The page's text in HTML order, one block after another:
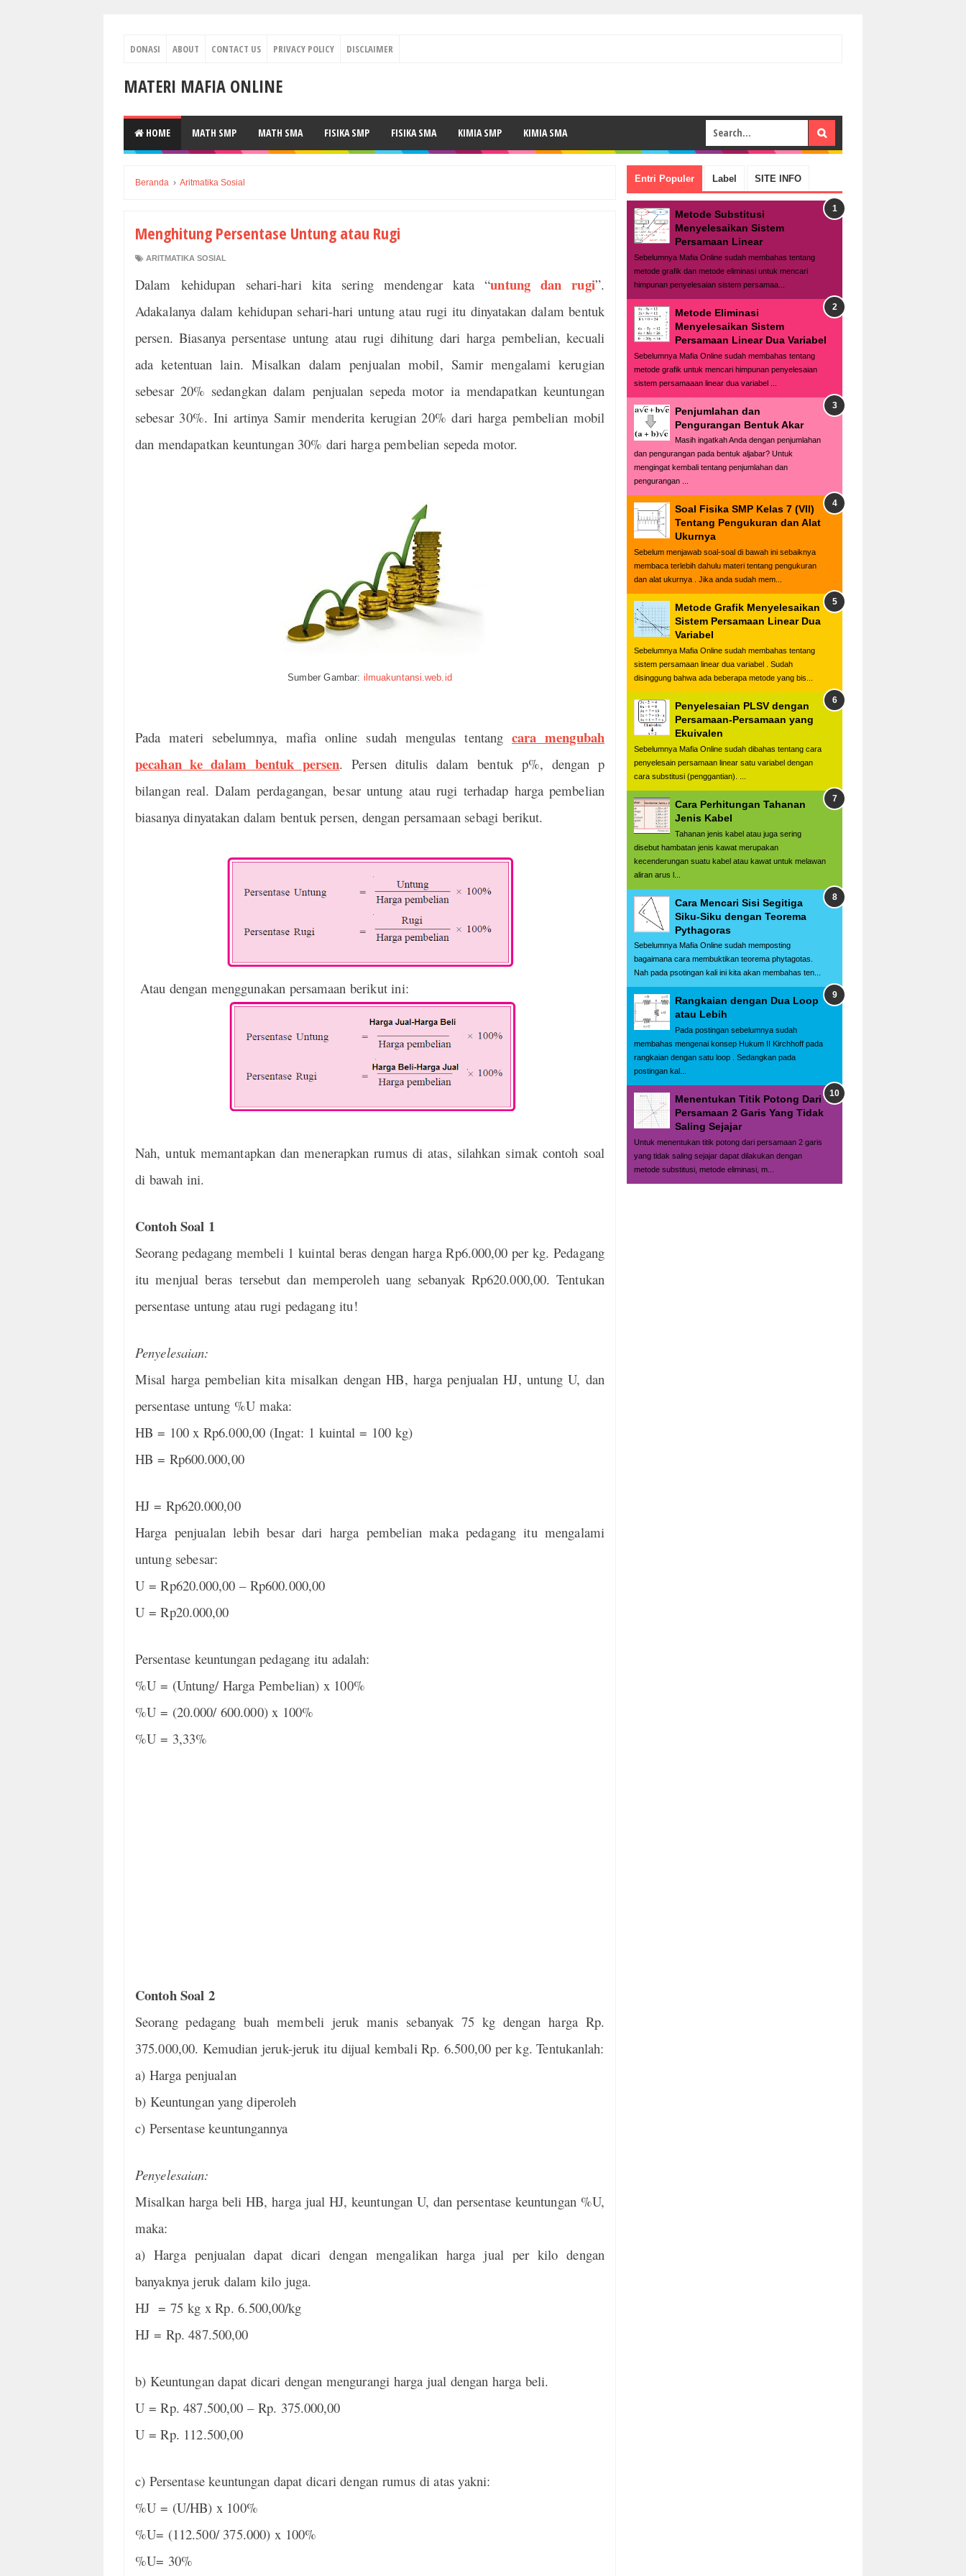
DONASI ABOUT CONTACT US PRIVACY POLICY DISCLAIMER
MATERI MAFIA ONLINE
HOME MATH SMP MATH SMA FISIKA SMP FISIKA SMA KIMIA SMP KIMIA SMA
Beranda › Aritmatika Sosial
Menghitung Persentase Untung atau Rugi
ARITMATIKA SOSIAL
Dalam kehidupan sehari-hari kita sering mendengar kata “untung dan rugi”.
Adakalanya dalam kehidupan sehari-hari untung atau rugi itu dinyatakan dalam bentuk
persen. Biasanya persentase untung atau rugi dihitung dari harga pembelian, kecuali
ada ketentuan lain. Misalkan dalam penjualan mobil, Samir mengalami kerugian
sebesar 20% sedangkan dalam penjualan sepeda motor ia mendapatkan keuntungan
sebesar 30%. Ini artinya Samir menderita kerugian 20% dari harga pembelian mobil
dan mendapatkan keuntungan 30% dari harga pembelian sepeda motor.
Sumber Gambar: ilmuakuntansi.web.id
Pada materi sebelumnya, mafia online sudah mengulas tentang cara mengubah
pecahan ke dalam bentuk persen. Persen ditulis dalam bentuk p%, dengan p
bilangan real. Dalam perdagangan, besar untung atau rugi terhadap harga pembelian
biasanya dinyatakan dalam bentuk persen, dengan persamaan sebagi berikut.
Atau dengan menggunakan persamaan berikut ini:
Nah, untuk memantapkan dan menerapkan rumus di atas, silahkan simak contoh soal
di bawah ini.
Contoh Soal 1
Seorang pedagang membeli 1 kuintal beras dengan harga Rp6.000,00 per kg. Pedagang
itu menjual beras tersebut dan memperoleh uang sebanyak Rp620.000,00. Tentukan
persentase untung atau rugi pedagang itu!
Penyelesaian:
Misal harga pembelian kita misalkan dengan HB, harga penjualan HJ, untung U, dan
persentase untung %U maka:
HB = 100 x Rp6.000,00 (Ingat: 1 kuintal = 100 kg)
HB = Rp600.000,00
HJ = Rp620.000,00
Harga penjualan lebih besar dari harga pembelian maka pedagang itu mengalami
untung sebesar:
U = Rp620.000,00 – Rp600.000,00
U = Rp20.000,00
Persentase keuntungan pedagang itu adalah:
%U = (Untung/ Harga Pembelian) x 100%
%U = (20.000/ 600.000) x 100%
%U = 3,33%
Contoh Soal 2
Seorang pedagang buah membeli jeruk manis sebanyak 75 kg dengan harga Rp.
375.000,00. Kemudian jeruk-jeruk itu dijual kembali Rp. 6.500,00 per kg. Tentukanlah:
a) Harga penjualan
b) Keuntungan yang diperoleh
c) Persentase keuntungannya
Penyelesaian:
Misalkan harga beli HB, harga jual HJ, keuntungan U, dan persentase keuntungan %U,
maka:
a) Harga penjualan dapat dicari dengan mengalikan harga jual per kilo dengan
banyaknya jeruk dalam kilo juga.
HJ = 75 kg x Rp. 6.500,00/kg
HJ = Rp. 487.500,00
b) Keuntungan dapat dicari dengan mengurangi harga jual dengan harga beli.
U = Rp. 487.500,00 – Rp. 375.000,00
U = Rp. 112.500,00
c) Persentase keuntungan dapat dicari dengan rumus di atas yakni:
%U = (U/HB) x 100%
%U= (112.500/ 375.000) x 100%
%U= 30%
Entri Populer Label SITE INFO
Metode Substitusi
Menyelesaikan Sistem
Persamaan Linear
Sebelumnya Mafia Online sudah membahas tentang
metode grafik dan metode eliminasi untuk mencari
himpunan penyelesaian sistem persamaa...
Metode Eliminasi
Menyelesaikan Sistem
Persamaan Linear Dua Variabel
Sebelumnya Mafia Online sudah membahas tentang
metode grafik untuk mencari himpunan penyelesaian
sistem persamaaan linear dua variabel ...
Penjumlahan dan
Pengurangan Bentuk Akar
Masih ingatkah Anda dengan penjumlahan
dan pengurangan pada bentuk aljabar? Untuk
mengingat kembali tentang penjumlahan dan
pengurangan ...
Soal Fisika SMP Kelas 7 (VII)
Tentang Pengukuran dan Alat
Ukurnya
Sebelum menjawab soal-soal di bawah ini sebaiknya
membaca terlebih dahulu materi tentang pengukuran
dan alat ukurnya . Jika anda sudah mem...
Metode Grafik Menyelesaikan
Sistem Persamaan Linear Dua
Variabel
Sebelumnya Mafia Online sudah membahas tentang
sistem persamaan linear dua variabel . Sudah
disinggung bahwa ada beberapa metode yang bis...
Penyelesaian PLSV dengan
Persamaan-Persamaan yang
Ekuivalen
Sebelumnya Mafia Online sudah dibahas tentang cara
penyelesain persamaan linear satu variabel dengan
cara substitusi (penggantian). ...
Cara Perhitungan Tahanan
Jenis Kabel
Tahanan jenis kabel atau juga sering
disebut hambatan jenis kawat merupakan
kecenderungan suatu kabel atau kawat untuk melawan
aliran arus l...
Cara Mencari Sisi Segitiga
Siku-Siku dengan Teorema
Pythagoras
Sebelumnya Mafia Online sudah memposting
bagaimana cara membuktikan teorema phytagotas.
Nah pada psotingan kali ini kita akan membahas ten...
Rangkaian dengan Dua Loop
atau Lebih
Pada postingan sebelumnya sudah
membahas mengenai konsep Hukum II Kirchhoff pada
rangkaian dengan satu loop . Sedangkan pada
postingan kal...
Menentukan Titik Potong Dari
Persamaan 2 Garis Yang Tidak
Saling Sejajar
Untuk menentukan titik potong dari persamaan 2 garis
yang tidak saling sejajar dapat dilakukan dengan
metode substitusi, metode eliminasi, m...